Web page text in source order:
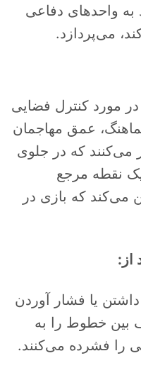
به واحدهای دفاعی
می‌پردازد.
مورد کنترل فضایی
عمق مهاجمان
می‌کنند که در جلوی
نقطه مرجع
می‌کند که بازی در
از:
داشتن یا فشار آوردن
بین خطوط را به
را فشرده می‌کنند.